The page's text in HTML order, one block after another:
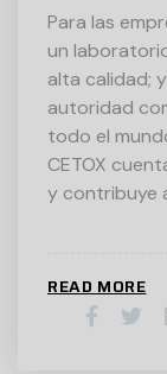
Para las
un
alta calidad;
autoridad
todo el
CETOX
y contribuye
READ MORE